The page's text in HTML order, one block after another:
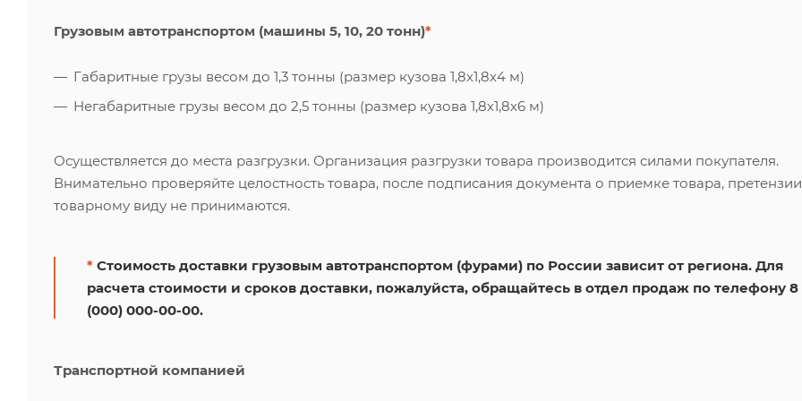
Грузовым автотранспортом (машины 5, 10, 20 тонн)*
Габаритные грузы весом до 1,3 тонны (размер кузова 1,8х1,8х4 м)
Негабаритные грузы весом до 2,5 тонны (размер кузова 1,8х1,8х6 м)
Осуществляется до места разгрузки. Организация разгрузки товара производится силами покупателя.
Внимательно проверяйте целостность товара, после подписания документа о приемке товара,
товарному виду не принимаются.
* Стоимость доставки грузовым автотранспортом (фурами) по России зависит от региона. Для
расчета стоимости и сроков доставки, пожалуйста, обращайтесь в отдел продаж по телефону 8
(000) 000-00-00.
Транспортной компанией